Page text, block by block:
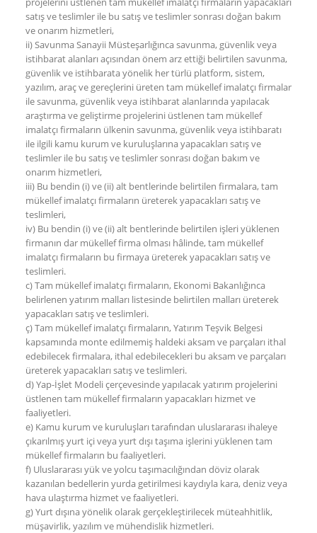
satış ve teslimler ile bu satış ve teslimler sonrası doğan bakım
ve onarım hizmetleri,
ii) Savunma Sanayii Müsteşarlığınca savunma, güvenlik veya
istihbarat alanları açısından önem arz ettiği belirtilen savunma,
güvenlik ve istihbarata yönelik her türlü platform, sistem,
yazılım, araç ve gereçlerini üreten tam mükellef imalatçı firmalar
ile savunma, güvenlik veya istihbarat alanlarında yapılacak
araştırma ve geliştirme projelerini üstlenen tam mükellef
imalatçı firmaların ülkenin savunma, güvenlik veya istihbaratı
ile ilgili kamu kurum ve kuruluşlarına yapacakları satış ve
teslimler ile bu satış ve teslimler sonrası doğan bakım ve
onarım hizmetleri,
iii) Bu bendin (i) ve (ii) alt bentlerinde belirtilen firmalara, tam
mükellef imalatçı firmaların üreterek yapacakları satış ve
teslimleri,
iv) Bu bendin (i) ve (ii) alt bentlerinde belirtilen işleri yüklenen
firmanın dar mükellef firma olması hâlinde, tam mükellef
imalatçı firmaların bu firmaya üreterek yapacakları satış ve
teslimleri.
c) Tam mükellef imalatçı firmaların, Ekonomi Bakanlığınca
belirlenen yatırım malları listesinde belirtilen malları üreterek
yapacakları satış ve teslimleri.
ç) Tam mükellef imalatçı firmaların, Yatırım Teşvik Belgesi
kapsamında monte edilmemiş haldeki aksam ve parçaları ithal
edebilecek firmalara, ithal edebilecekleri bu aksam ve parçaları
üreterek yapacakları satış ve teslimleri.
d) Yap-İşlet Modeli çerçevesinde yapılacak yatırım projelerini
üstlenen tam mükellef firmaların yapacakları hizmet ve
faaliyetleri.
e) Kamu kurum ve kuruluşları tarafından uluslararası ihaleye
çıkarılmış yurt içi veya yurt dışı taşıma işlerini yüklenen tam
mükellef firmaların bu faaliyetleri.
f) Uluslararası yük ve yolcu taşımacılığından döviz olarak
kazanılan bedellerin yurda getirilmesi kaydıyla kara, deniz veya
hava ulaştırma hizmet ve faaliyetleri.
g) Yurt dışına yönelik olarak gerçekleştirilecek müteahhitlik,
müşavirlik, yazılım ve mühendislik hizmetleri.